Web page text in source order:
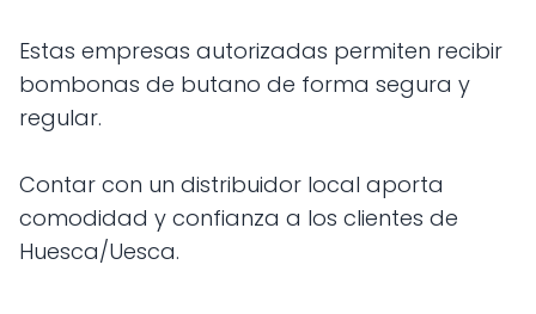
Estas empresas autorizadas permiten recibir
bombonas de butano de forma segura y
regular.
Contar con un distribuidor local aporta
comodidad y confianza a los clientes de
Huesca/Uesca.